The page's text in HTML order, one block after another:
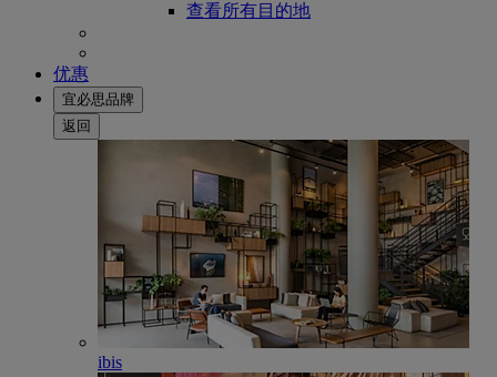
查看所有目的地
优惠
宜必思品牌
返回
ibis